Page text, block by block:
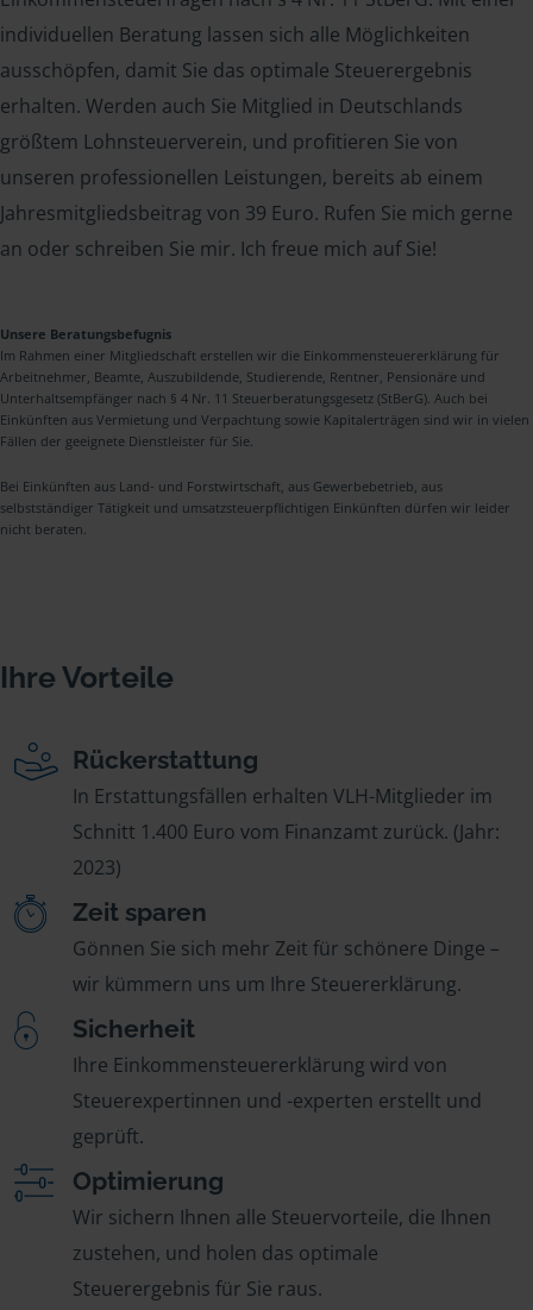
individuellen Beratung lassen sich alle Möglichkeiten
ausschöpfen, damit Sie das optimale Steuerergebnis
erhalten. Werden auch Sie Mitglied in Deutschlands
größtem Lohnsteuerverein, und profitieren Sie von
unseren professionellen Leistungen, bereits ab einem
Jahresmitgliedsbeitrag von 39 Euro. Rufen Sie mich gerne
an oder schreiben Sie mir. Ich freue mich auf Sie!
Unsere Beratungsbefugnis
Im Rahmen einer Mitgliedschaft erstellen wir die Einkommensteuererklärung für
Arbeitnehmer, Beamte, Auszubildende, Studierende, Rentner, Pensionäre und
Unterhaltsempfänger nach § 4 Nr. 11 Steuerberatungsgesetz (StBerG). Auch bei
Einkünften aus Vermietung und Verpachtung sowie Kapitalerträgen sind wir in vielen
Fällen der geeignete Dienstleister für Sie.
Bei Einkünften aus Land- und Forstwirtschaft, aus Gewerbebetrieb, aus
selbstständiger Tätigkeit und umsatzsteuerpflichtigen Einkünften dürfen wir leider
nicht beraten.
Ihre Vorteile
Rückerstattung
In Erstattungsfällen erhalten VLH-Mitglieder im
Schnitt 1.400 Euro vom Finanzamt zurück. (Jahr:
2023)
Zeit sparen
Gönnen Sie sich mehr Zeit für schönere Dinge –
wir kümmern uns um Ihre Steuererklärung.
Sicherheit
Ihre Einkommensteuererklärung wird von
Steuerexpertinnen und -experten erstellt und
geprüft.
Optimierung
Wir sichern Ihnen alle Steuervorteile, die Ihnen
zustehen, und holen das optimale
Steuerergebnis für Sie raus.